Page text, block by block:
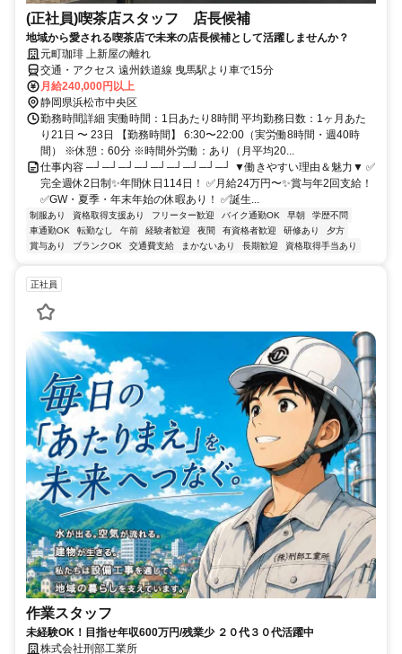
(正社員)喫茶店スタッフ 店長候補
地域から愛される喫茶店で未来の店長候補として活躍しませんか？
元町珈琲 上新屋の離れ
交通・アクセス 遠州鉄道線 曳馬駅より車で15分
月給240,000円以上
静岡県浜松市中央区
勤務時間詳細 実働時間：1日あたり8時間 平均勤務日数：1ヶ月あた
り21日 〜 23日 【勤務時間】 6:30〜22:00（実労働8時間・週40時
間） ※休憩：60分 ※時間外労働：あり（月平均20...
仕事内容 ─┘─┘─┘─┘─┘─┘─┘─┘─┘ ▼働きやすい理由＆魅力▼ ✅
完全週休2日制✨年間休日114日！ ✅月給24万円〜✨賞与年2回支給！
✅GW・夏季・年末年始の休暇あり！ ✅誕生...
制服あり 資格取得支援あり フリーター歓迎 バイク通勤OK 早朝
学歴不問
車通勤OK
転勤なし 午前 経験者歓迎 夜間 有資格者歓迎 研修あり
夕方
賞与あり
ブランクOK 交通費支給 まかないあり 長期歓迎 資格取得手当あり
正社員
作業スタッフ
未経験OK！目指せ年収600万円/残業少 ２０代３０代活躍中
株式会社刑部工業所